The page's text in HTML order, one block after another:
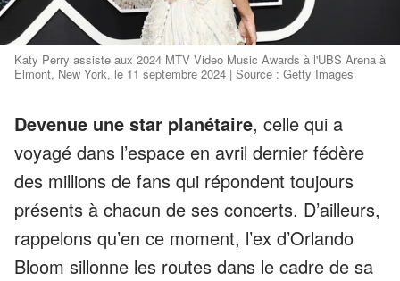
Katy Perry assiste aux 2024 MTV Video Music Awards à l'UBS Arena à
Elmont, New York, le 11 septembre 2024 | Source : Getty Images
Devenue une star planétaire, celle qui a
voyagé dans l’espace en avril dernier fédère
des millions de fans qui répondent toujours
présents à chacun de ses concerts. D’ailleurs,
rappelons qu’en ce moment, l’ex d’Orlando
Bloom sillonne les routes dans le cadre de sa